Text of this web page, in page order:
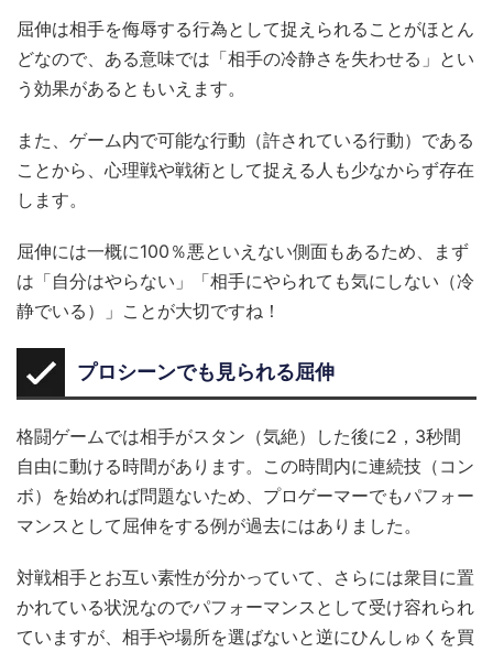
屈伸は相手を侮辱する行為として捉えられることがほとん
どなので、ある意味では「相手の冷静さを失わせる」とい
う効果があるともいえます。
また、ゲーム内で可能な行動（許されている行動）である
ことから、心理戦や戦術として捉える人も少なからず存在
します。
屈伸には一概に100％悪といえない側面もあるため、まず
は「自分はやらない」「相手にやられても気にしない（冷
静でいる）」ことが大切ですね！
プロシーンでも見られる屈伸
格闘ゲームでは相手がスタン（気絶）した後に2，3秒間
自由に動ける時間があります。この時間内に連続技（コン
ボ）を始めれば問題ないため、プロゲーマーでもパフォー
マンスとして屈伸をする例が過去にはありました。
対戦相手とお互い素性が分かっていて、さらには衆目に置
かれている状況なのでパフォーマンスとして受け容れられ
ていますが、相手や場所を選ばないと逆にひんしゅくを買